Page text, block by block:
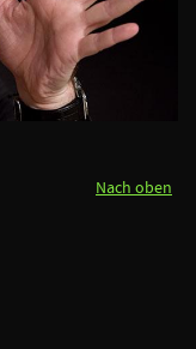
Nach oben